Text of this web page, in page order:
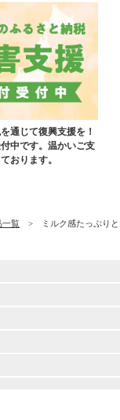
通じて復興支援を！
中です。温かいご支
おります。
一覧 ミルク感たっぷり